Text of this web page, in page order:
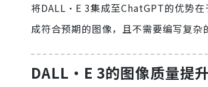
将DALL·E 3集成至ChatGPT的优势
成符合预期的图像，且不需要编写复杂
DALL·E 3的图像质量提升